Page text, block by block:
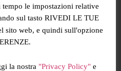
siamole impostazioni relative
sul tasto RIVEDI LE TUE
sito web, e quindi sull'opzione
la nostra "Privacy Policy" e